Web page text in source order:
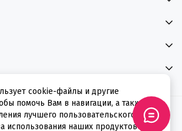
2026 © ФЕЕРВЕРКИН
cookie-файлы и другие
помочь Вам в навигации, а также
лучшего пользовательского
использования наших продуктов и